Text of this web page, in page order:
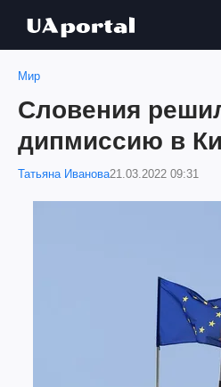
Мир
Словения
дипмиссию в
Татьяна Иванова21.03.2022 09:31